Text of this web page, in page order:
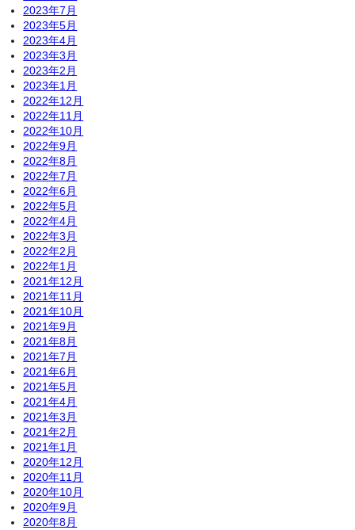
2023年7月
2023年5月
2023年4月
2023年3月
2023年2月
2023年1月
2022年12月
2022年11月
2022年10月
2022年9月
2022年8月
2022年7月
2022年6月
2022年5月
2022年4月
2022年3月
2022年2月
2022年1月
2021年12月
2021年11月
2021年10月
2021年9月
2021年8月
2021年7月
2021年6月
2021年5月
2021年4月
2021年3月
2021年2月
2021年1月
2020年12月
2020年11月
2020年10月
2020年9月
2020年8月